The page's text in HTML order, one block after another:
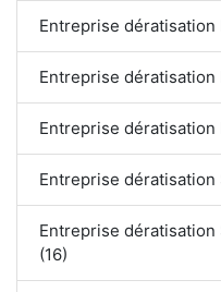
Entreprise dératisation
Entreprise dératisation
Entreprise dératisation
Entreprise dératisation
Entreprise
(16)